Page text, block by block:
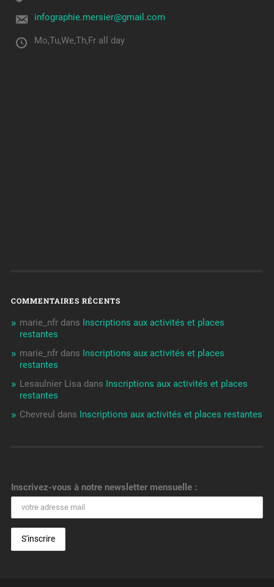
infographie.mersier@gmail.com
Mo,Tu,We,Th,Fr all day
COMMENTAIRES RÉCENTS
marie_nfrdans Inscriptions aux activités et places
restantes
marie_nfrdans Inscriptions aux activités et places
restantes
Lesaulnier Lisa dans Inscriptions aux activités et places
restantes
Chevreul dans Inscriptions aux activités et places restantes
Inscrivez-vous à notre newsletter mensuelle :